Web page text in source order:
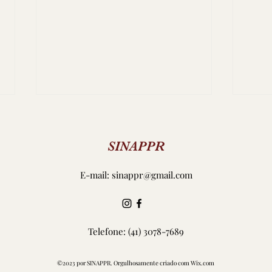
NOTA PÚBLICA DO SINAP
SINAPPR
E-mail: sinappr@gmail.com
Telefone: (41) 3078-7689
©2023 por SINAPPR. Orgulhosamente criado com Wix.com